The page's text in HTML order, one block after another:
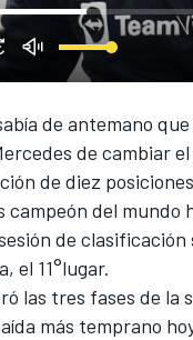
de antemano
de cambiar
de diez
campeón del mundo
de
el 11°lugar.
las tres fases de la
más temprano